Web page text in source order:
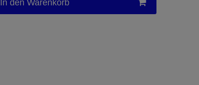
In den Warenkorb